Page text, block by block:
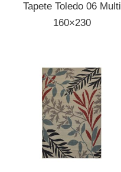
Tapete Toledo 06 Multi
160×230